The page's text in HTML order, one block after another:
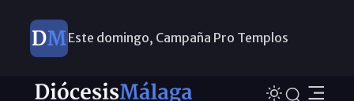
Este domingo, Campaña Pro Templos